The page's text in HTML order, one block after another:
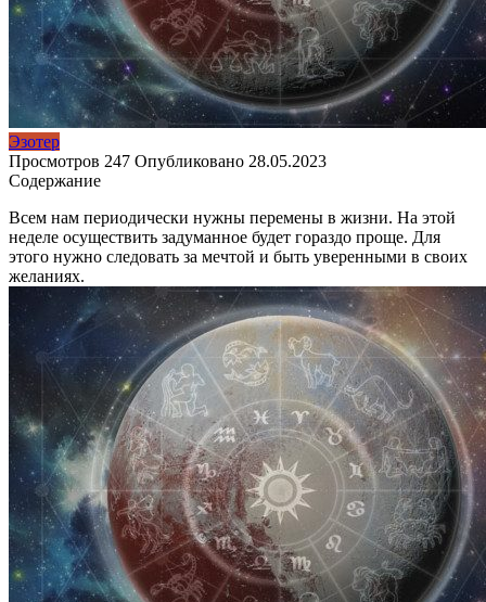
Эзотер
Просмотров 247 Опубликовано 28.05.2023
Содержание
Всем нам периодически нужны перемены в жизни. На этой
неделе осуществить задуманное будет гораздо проще. Для
этого нужно следовать за мечтой и быть уверенными в своих
желаниях.